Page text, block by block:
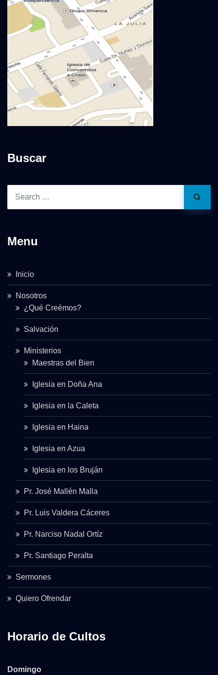
Buscar
Menu
Inicio
Nosotros
¿Qué Creémos?
Salvación
Ministerios
Maestras del Bien
Iglesia en Doña Ana
Iglesia en la Caleta
Iglesia en Haina
Iglesia en Azua
Iglesia en los Bruján
Pr. José Mallén Malla
Pr. Luis Valdera Cáceres
Pr. Narciso Nadal Ortíz
Pr. Santiago Peralta
Sermones
Quiero Ofrendar
Horario de Cultos
Domingo